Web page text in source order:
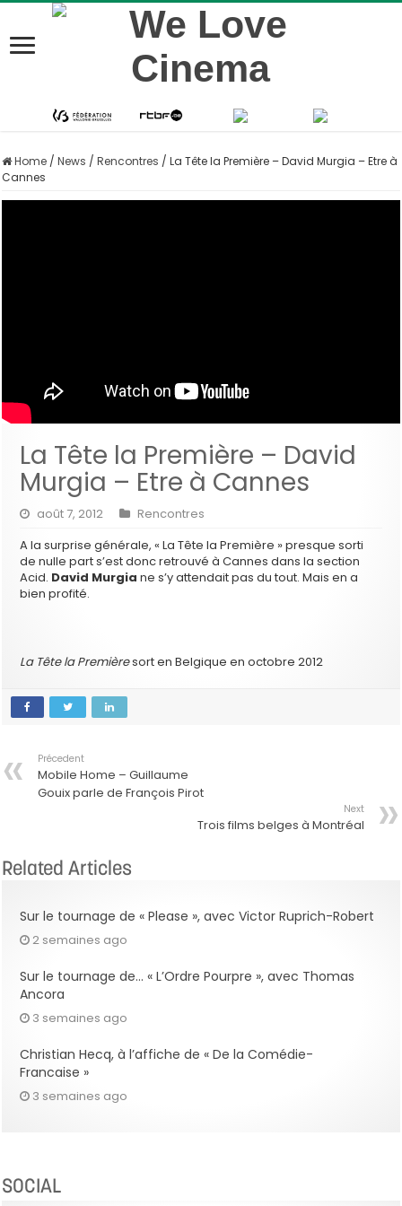
Home / News / Rencontres / La Tête la Première – David Murgia – Etre à
Cannes
La Tête la Première – David
Murgia – Etre à Cannes
août 7, 2012
Rencontres
A la surprise générale, « La Tête la Première » presque sorti
de nulle part s’est donc retrouvé à Cannes dans la section
Acid. David Murgiane s’y attendait pas du tout. Mais en a
bien profité.
La Tête la Premièresort en Belgique en octobre 2012
Précedent
Mobile Home – Guillaume
Gouix parle de François Pirot
Next
Trois films belges à Montréal
Related Articles
Sur le tournage de « Please », avec Victor Ruprich-Robert
2 semaines ago
Sur le tournage de… « L’Ordre Pourpre », avec Thomas
Ancora
3 semaines ago
Christian Hecq, à l’affiche de « De la Comédie-
Francaise »
3 semaines ago
SOCIAL